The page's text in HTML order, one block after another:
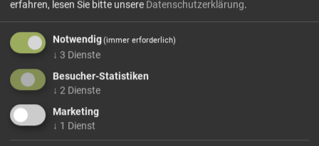
Waldler-Waldhimbeergeist
Unterthurner
erfahren, lesen Sie bitte unsere Datenschutzerklärung.
Notwendig(immer erforderlich)
↓ 3 Dienste
Besucher-Statistiken
↓ 2 Dienste
Marketing
↓ 1 Dienst